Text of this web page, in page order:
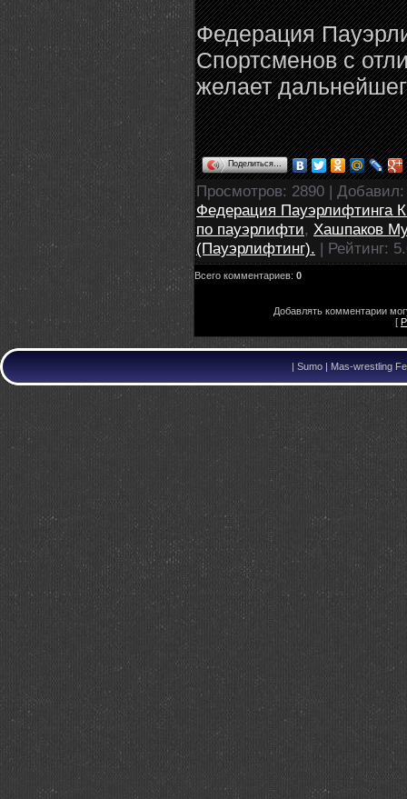
Федерация
Спортсменов с
желает
Поделиться…
Просмотров: 2890 | Добавил
Федерация Пауэрлифтинга
по пауэрлифти, Хашпаков
(Пауэрлифтинг). | Рейтинг:
Всего комментариев: 0
Добавлять комментарии
[
| Sumo | Mas-wrestling